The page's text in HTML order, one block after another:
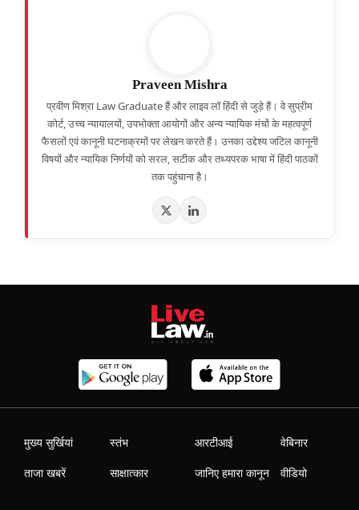
Praveen Mishra
प्रवीण मिश्रा Law Graduate हैं और लाइव लॉ हिंदी से जुड़े हैं। वे सुप्रीम
कोर्ट, उच्च न्यायालयों, उपभोक्ता आयोगों और अन्य न्यायिक मंचों के महत्वपूर्ण
फैसलों एवं कानूनी घटनाक्रमों पर लेखन करते हैं। उनका उद्देश्य जटिल कानूनी
विषयों और न्यायिक निर्णयों को सरल, सटीक और तथ्यपरक भाषा में हिंदी पाठकों
तक पहुंचाना है।
मुख्य सुर्खियां
ताजा खबरें
स्तंभ
साक्षात्कार
आरटीआई
जानिए हमारा कानून
वेबिनार
वीडियो